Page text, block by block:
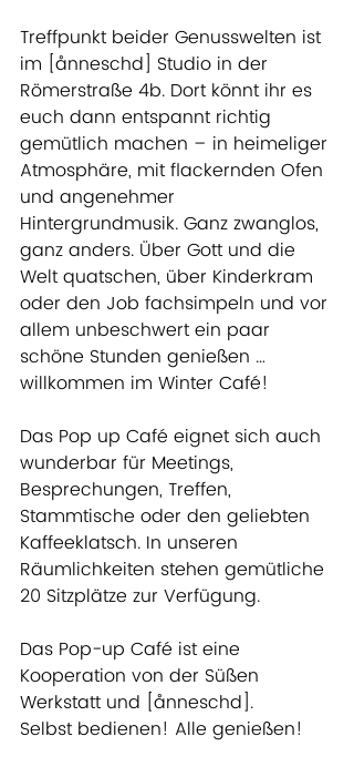
Treffpunkt beider Genusswelten ist
im [ånneschd] Studio in der
Römerstraße 4b. Dort könnt ihr es
euch dann entspannt richtig
gemütlich machen – in heimeliger
Atmosphäre, mit flackernden Ofen
und angenehmer
Hintergrundmusik. Ganz zwanglos,
ganz anders. Über Gott und die
Welt quatschen, über Kinderkram
oder den Job fachsimpeln und vor
allem unbeschwert ein paar
schöne Stunden genießen …
willkommen im Winter Café!
Das Pop up Café eignet sich auch
wunderbar für Meetings,
Besprechungen, Treffen,
Stammtische oder den geliebten
Kaffeeklatsch. In unseren
Räumlichkeiten stehen gemütliche
20 Sitzplätze zur Verfügung.
Das Pop-up Café ist eine
Kooperation von der Süßen
Werkstatt und [ånneschd].
Selbst bedienen! Alle genießen!